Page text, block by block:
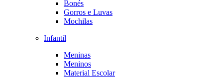
Bonés
Gorros e Luvas
Mochilas
Infantil
Meninas
Meninos
Material Escolar